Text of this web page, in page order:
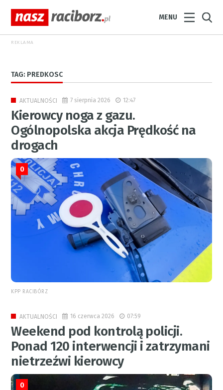
MENU
REKLAMA
TAG: PREDKOSC
AKTUALNOŚCI 7 sierpnia 2026 12:47
Kierowcy noga z gazu.
Ogólnopolska akcja Prędkość na
drogach
0
KPP RACIBÓRZ
AKTUALNOŚCI 16 czerwca 2026 07:59
Weekend pod kontrolą policji.
Ponad 120 interwencji i zatrzymani
nietrzeźwi kierowcy
0